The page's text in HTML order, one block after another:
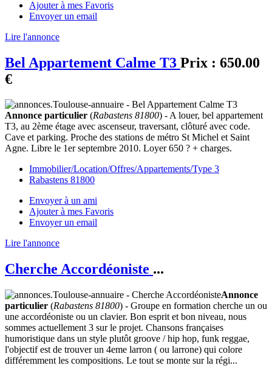
Ajouter à mes Favoris
Envoyer un email
Lire l'annonce
Bel Appartement Calme T3 Prix : 650.00
€
Annonce particulier (Rabastens 81800) - A louer, bel appartement
T3, au 2ème étage avec ascenseur, traversant, clôturé avec code.
Cave et parking. Proche des stations de métro St Michel et Saint
Agne. Libre le 1er septembre 2010. Loyer 650 ? + charges.
Immobilier/Location/Offres/Appartements/Type 3
Rabastens 81800
Envoyer à un ami
Ajouter à mes Favoris
Envoyer un email
Lire l'annonce
Cherche Accordéoniste ...
Annonce
particulier (Rabastens 81800) - Groupe en formation cherche un ou
une accordéoniste ou un clavier. Bon esprit et bon niveau, nous
sommes actuellement 3 sur le projet. Chansons françaises
humoristique dans un style plutôt groove / hip hop, funk reggae,
l'objectif est de trouver un 4eme larron ( ou larrone) qui colore
différemment les compositions. Le tout se monte sur la régi...